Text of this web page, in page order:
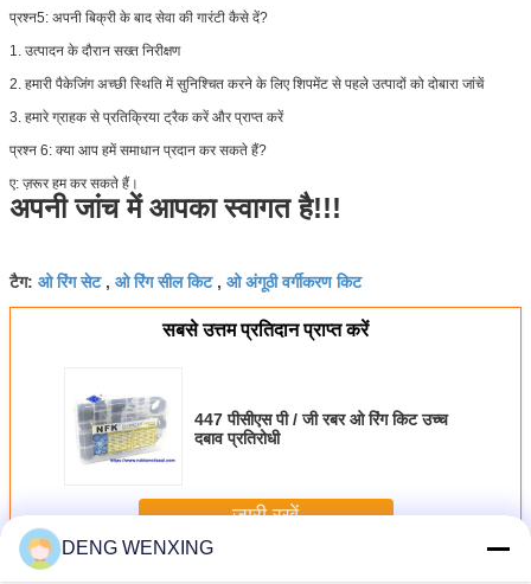
प्रश्न5: अपनी बिक्री के बाद सेवा की गारंटी कैसे दें?
1. उत्पादन के दौरान सख्त निरीक्षण
2. हमारी पैकेजिंग अच्छी स्थिति में सुनिश्चित करने के लिए शिपमेंट से पहले उत्पादों को दोबारा जांचें
3. हमारे ग्राहक से प्रतिक्रिया ट्रैक करें और प्राप्त करें
प्रश्न 6: क्या आप हमें समाधान प्रदान कर सकते हैं?
ए: ज़रूर हम कर सकते हैं।
अपनी जांच में आपका स्वागत है!!!
टैग: ओ रिंग सेट, ओ रिंग सील किट, ओ अंगूठी वर्गीकरण किट
सबसे उत्तम प्रतिदान प्राप्त करें
447 पीसीएस पी / जी रबर ओ रिंग किट उच्च
दबाव प्रतिरोधी
जारी रखें
DENG WENXING